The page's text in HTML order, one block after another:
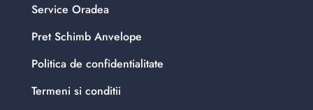
Service Oradea
Pret Schimb Anvelope
Politica de confidentialitate
Termeni si conditii